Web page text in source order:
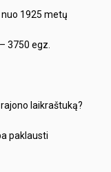
1925 metų
3750 egz.
laikraštuką?
paklausti